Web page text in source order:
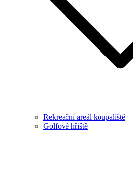
Rekreační areál koupaliště
Golfové hřiště